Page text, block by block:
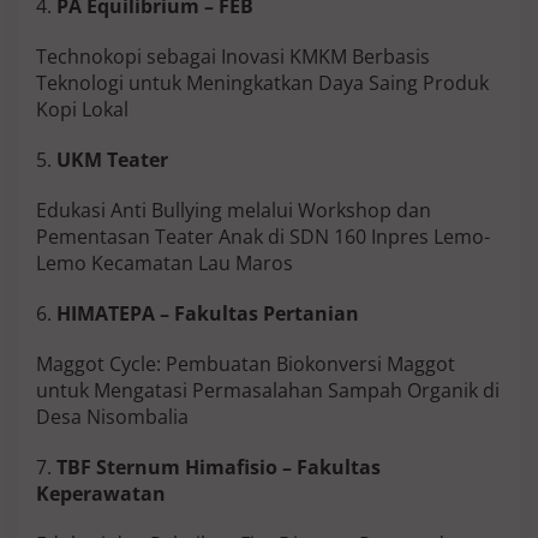
4. PA Equilibrium – FEB
Technokopi sebagai Inovasi KMKM Berbasis
Teknologi untuk Meningkatkan Daya Saing Produk
Kopi Lokal
5. UKM Teater
Edukasi Anti Bullying melalui Workshop dan
Pementasan Teater Anak di SDN 160 Inpres Lemo-
Lemo Kecamatan Lau Maros
6. HIMATEPA – Fakultas Pertanian
Maggot Cycle: Pembuatan Biokonversi Maggot
untuk Mengatasi Permasalahan Sampah Organik di
Desa Nisombalia
7. TBF Sternum Himafisio – Fakultas
Keperawatan